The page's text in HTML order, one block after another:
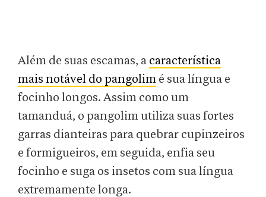
Além de suas escamas, a característica
mais notável do pangolim é sua língua e
focinho longos. Assim como um
tamanduá, o pangolim utiliza suas fortes
garras dianteiras para quebrar cupinzeiros
e formigueiros, em seguida, enfia seu
focinho e suga os insetos com sua língua
extremamente longa.